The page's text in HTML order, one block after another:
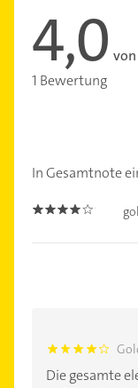
4,0 von
1 Bewertung
In Gesamtnote
4.0
4.0
Die gesamte